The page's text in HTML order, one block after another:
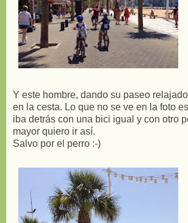
Y este hombre, dando su paseo
en la cesta. Lo que no se ve en la foto
iba detrás con una bici igual y con otro
mayor quiero ir así.
Salvo por el perro :-)